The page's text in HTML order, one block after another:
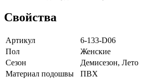
Свойства
Артикул
6-133-D06
Пол
Женские
Сезон
Демисезон, Лето
Материал подошвы
ПВХ